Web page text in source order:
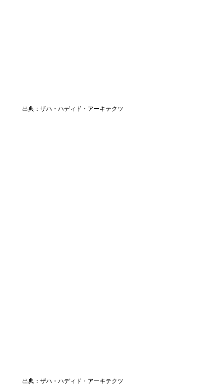
出典：ザハ・ハディド・アーキテクツ
出典：ザハ・ハディド・アーキテクツ